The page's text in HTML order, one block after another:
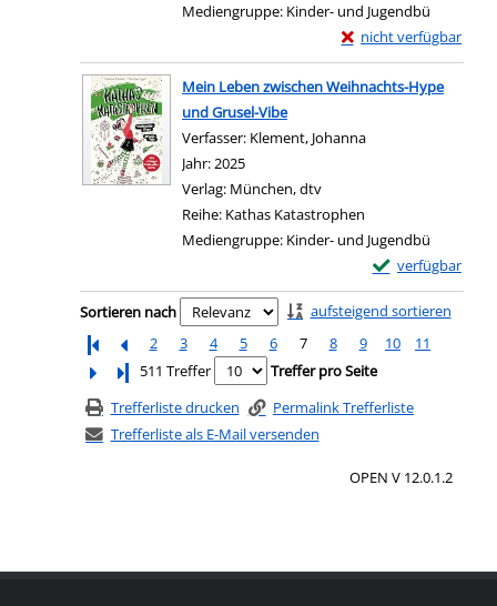
Mediengruppe: Kinder- und Jugendbü
nicht verfügbar
Exemplar-Details von
Zum Download von
Mein Leben zwischen Weihnachts-Hype
und Grusel-Vibe
Verfasser: Klement, Johanna
Jahr:2025
Verlag: München, dtv
Reihe: Kathas Katastrophen
Mediengruppe: Kinder- und Jugendbü
verfügbar
Exemplar-Details
Zum Download
Zu den Suchfiltern springen
Sortieren nach
aufsteigend sortieren
2
3 4 5 6 7 8 9 10
11
Letzte Seite
511 Treffer
Treffer pro Seite
Trefferliste drucken
Permalink Trefferliste
Trefferliste als E-Mail versenden
OPEN V 12.0.1.2